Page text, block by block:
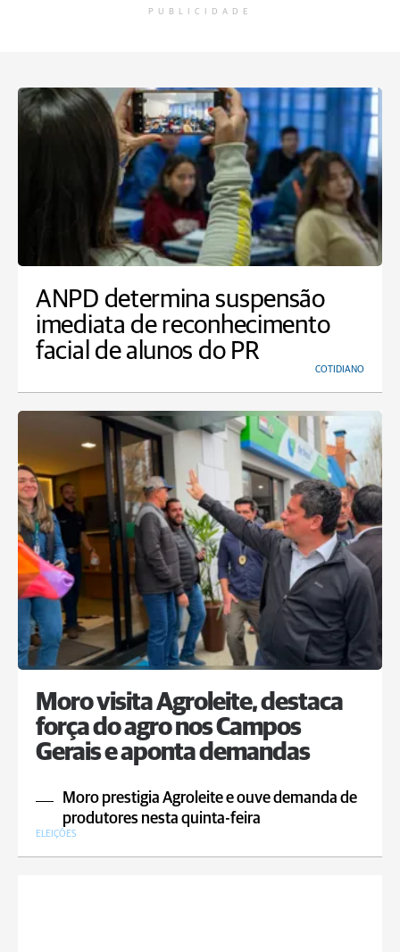
PUBLICIDADE
ANPD determina suspensão
imediata de reconhecimento
facial de alunos do PR
COTIDIANO
Moro visita Agroleite, destaca
força do agro nos Campos
Gerais e aponta demandas
Moro prestigia Agroleite e ouve demanda de
produtores nesta quinta-feira
ELEIÇÕES